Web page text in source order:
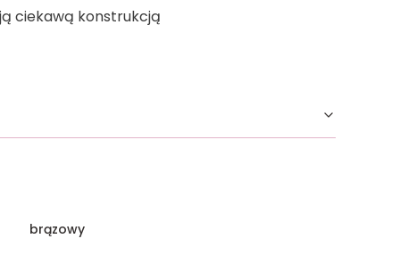
ciekawą konstrukcją
brązowy